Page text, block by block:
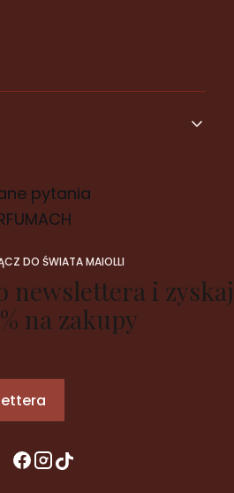
pytania
DO ŚWIATA MAIOLLI
newslettera i zyskaj
na zakupy
w koszyku: 0. Zobacz szczegóły